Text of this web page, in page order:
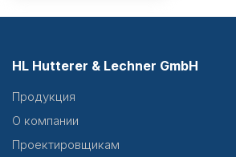
HL Hutterer & Lechner GmbH
Продукция
О компании
Проектировщикам